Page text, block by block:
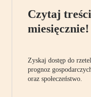
Czytaj
miesięcznie!
Zyskaj dostęp do
prognoz
oraz społeczeństwo.